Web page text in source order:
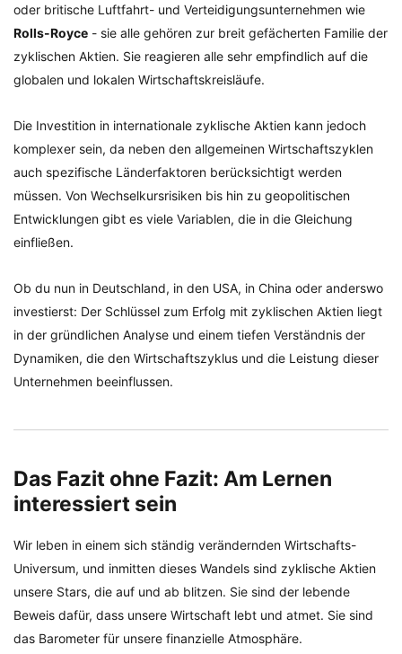
oder britische Luftfahrt- und Verteidigungsunternehmen wie
Rolls-Royce - sie alle gehören zur breit gefächerten Familie der
zyklischen Aktien. Sie reagieren alle sehr empfindlich auf die
globalen und lokalen Wirtschaftskreisläufe.
Die Investition in internationale zyklische Aktien kann jedoch
komplexer sein, da neben den allgemeinen Wirtschaftszyklen
auch spezifische Länderfaktoren berücksichtigt werden
müssen. Von Wechselkursrisiken bis hin zu geopolitischen
Entwicklungen gibt es viele Variablen, die in die Gleichung
einfließen.
Ob du nun in Deutschland, in den USA, in China oder anderswo
investierst: Der Schlüssel zum Erfolg mit zyklischen Aktien liegt
in der gründlichen Analyse und einem tiefen Verständnis der
Dynamiken, die den Wirtschaftszyklus und die Leistung dieser
Unternehmen beeinflussen.
Das Fazit ohne Fazit: Am Lernen
interessiert sein
Wir leben in einem sich ständig verändernden Wirtschafts-
Universum, und inmitten dieses Wandels sind zyklische Aktien
unsere Stars, die auf und ab blitzen. Sie sind der lebende
Beweis dafür, dass unsere Wirtschaft lebt und atmet. Sie sind
das Barometer für unsere finanzielle Atmosphäre.